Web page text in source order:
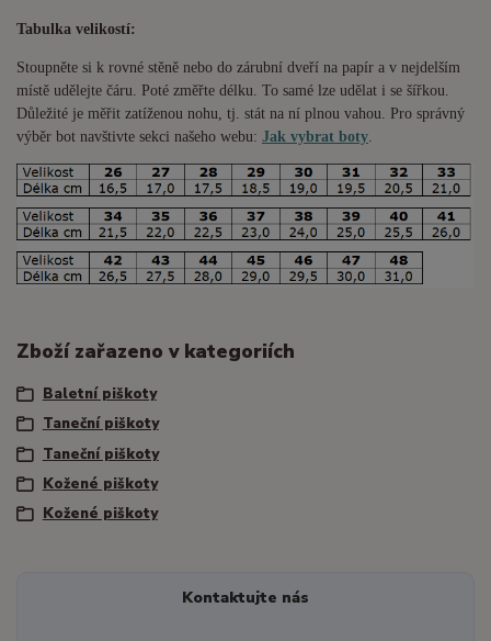
Tabulka velikostí:
Stoupněte si k rovné stěně nebo do zárubní dveří na papír a v nejdelším
místě udělejte čáru. Poté změřte délku. To samé lze udělat i se šířkou.
Důležité je měřit zatíženou nohu, tj. stát na ní plnou vahou. Pro správný
výběr bot navštivte sekci našeho webu: Jak vybrat boty
Zboží zařazeno v kategoriích
Baletní piškoty
Taneční piškoty
Taneční piškoty
Kožené piškoty
Kožené piškoty
Kontaktujte nás